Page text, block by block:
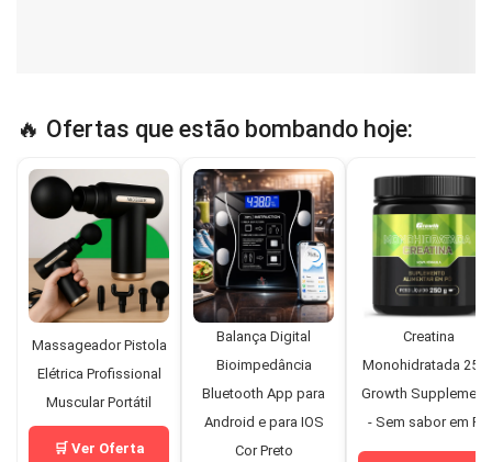
🔥 Ofertas que estão bombando hoje:
Massageador Pistola
Elétrica Profissional
Muscular Portátil
🛒 Ver Oferta
Balança Digital
Bioimpedância
Bluetooth App para
Android e para IOS
Cor Preto
Creatina
Monohidratada
Growth
- Sem sabor em Pó